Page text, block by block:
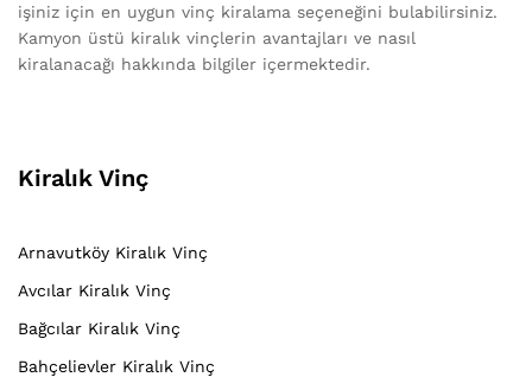
işiniz için en uygun vinç kiralama seçeneğini bulabilirsiniz.
Kamyon üstü kiralık vinçlerin avantajları ve nasıl
kiralanacağı hakkında bilgiler içermektedir.
Kiralık Vinç
Arnavutköy Kiralık Vinç
Avcılar Kiralık Vinç
Bağcılar Kiralık Vinç
Bahçelievler Kiralık Vinç